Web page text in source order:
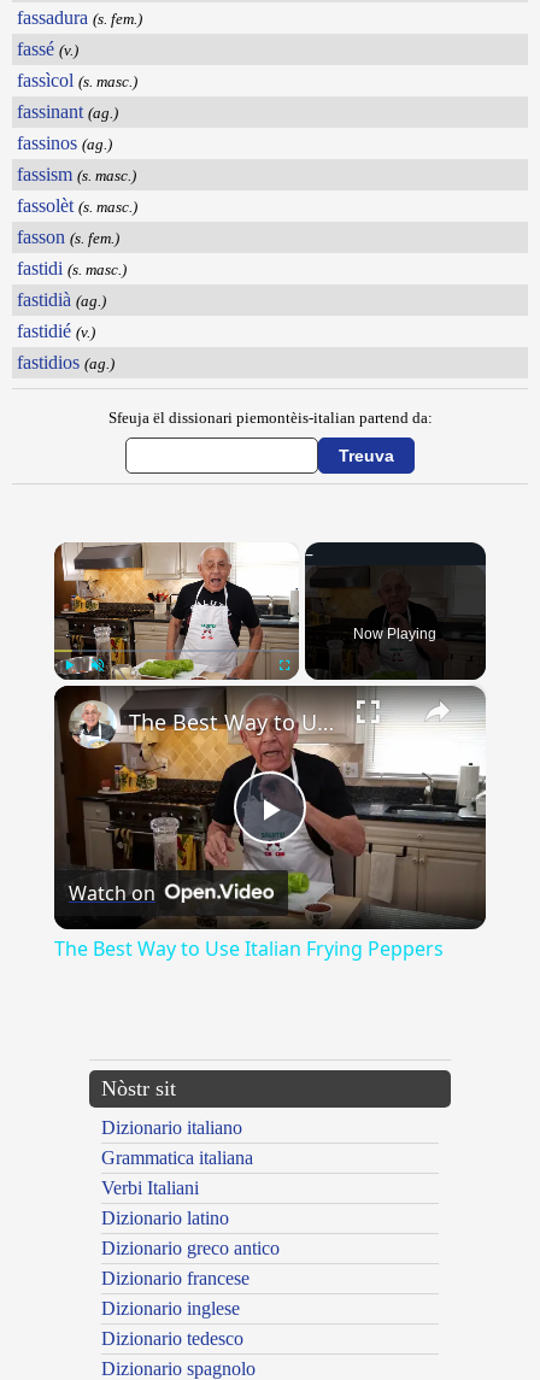
fassadura (s. fem.)
fassé (v.)
fassìcol (s. masc.)
fassinant (ag.)
fassinos (ag.)
fassism (s. masc.)
fassolèt (s. masc.)
fasson (s. fem.)
fastidi (s. masc.)
fastidià (ag.)
fastidié (v.)
fastidios (ag.)
Sfeuja ël dissionari piemontèis-italian partend da:
Unmute
Now Playing
×
Play
Video
The Best Way to Use Italian Frying Peppers
Watch on
The Best Way to Use Italian Frying Peppers
Nòstr sit
Dizionario italiano
Grammatica italiana
Verbi Italiani
Dizionario latino
Dizionario greco antico
Dizionario francese
Dizionario inglese
Dizionario tedesco
Dizionario spagnolo